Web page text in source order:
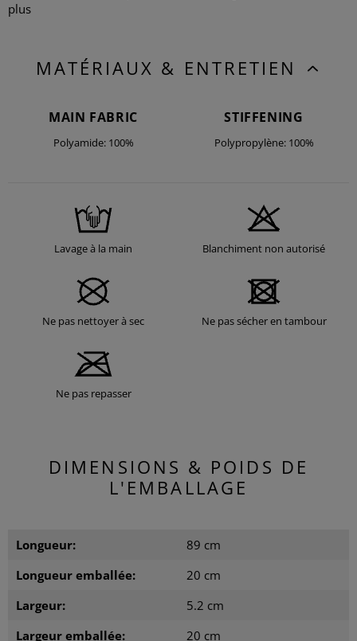
plus
MATÉRIAUX & ENTRETIEN
MAIN FABRIC
Polyamide: 100%
STIFFENING
Polypropylène: 100%
Lavage à la main Blanchiment non autorisé
Ne pas nettoyer à sec Ne pas sécher en tambour
Ne pas repasser
DIMENSIONS & POIDS DE
L'EMBALLAGE
Longueur:
89 cm
Longueur emballée:
20 cm
Largeur:
5.2 cm
Largeur emballée:
20 cm